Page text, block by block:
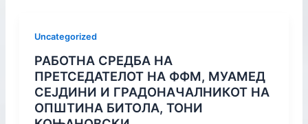
Uncategorized
РАБОТНА СРЕДБА НА
ПРЕТСЕДАТЕЛОТ НА ФФМ, МУАМЕД
СЕЈДИНИ И ГРАДОНАЧАЛНИКОТ НА
ОПШТИНА БИТОЛА, ТОНИ